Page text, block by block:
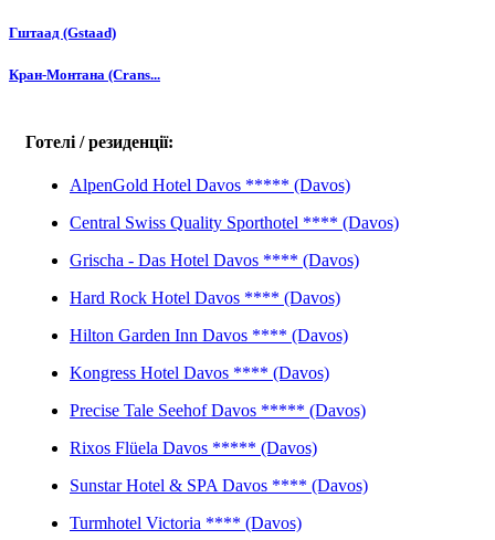
Гштаад (Gstaad)
Кран-Монтана (Crans...
Готелі / резиденції:
AlpenGold Hotel Davos ***** (Davos)
Central Swiss Quality Sporthotel **** (Davos)
Grischa - Das Hotel Davos **** (Davos)
Hard Rock Hotel Davos **** (Davos)
Hilton Garden Inn Davos **** (Davos)
Kongress Hotel Davos **** (Davos)
Precise Tale Seehof Davos ***** (Davos)
Rixos Flüela Davos ***** (Davos)
Sunstar Hotel & SPA Davos **** (Davos)
Turmhotel Victoria **** (Davos)